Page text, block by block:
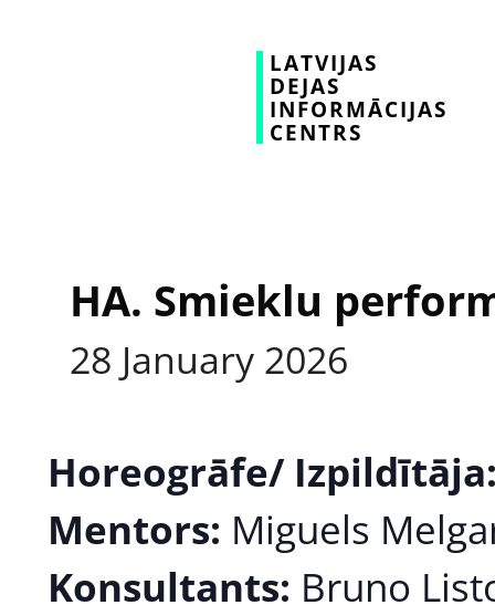
LATVIJAS
DEJAS
INFORMĀCIJAS
CENTRS
HA. Smieklu
28 January 2026
Horeogrāfe/
Mentors: Miguels
Konsultants: Bruno